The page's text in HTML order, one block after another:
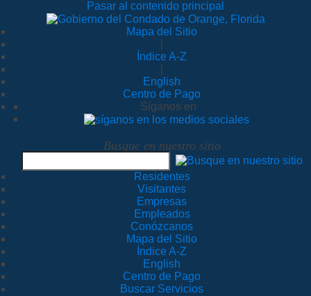
Pasar al contenido principal
Mapa del Sitio
Índice A-Z
English
Centro de Pago
Síganos en
Busque en nuestro sitio
Residentes
Visitantes
Empresas
Empleados
Conózcanos
Mapa del Sitio
Índice A-Z
English
Centro de Pago
Buscar Servicios